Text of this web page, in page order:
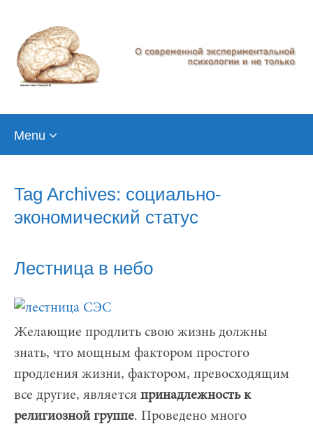
Menu
Tag Archives: социально-
экономический статус
Лестница в небо
Желающие продлить свою жизнь должны
знать, что мощным фактором простого
продления жизни, фактором, превосходящим
все другие, является принадлежность к
религиозной группе. Проведено много